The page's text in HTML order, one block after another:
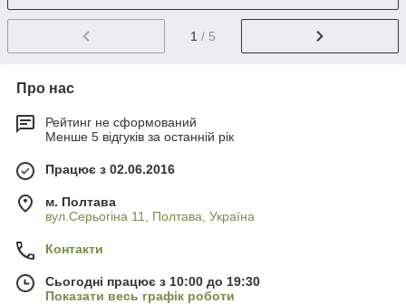
1 / 5
Про нас
Рейтинг не сформований
Менше 5 відгуків за останній рік
Працює з 02.06.2016
м. Полтава
вул.Серьогіна 11, Полтава, Україна
Контакти
Сьогодні працює з 10:00 до 19:30
Показати весь графік роботи